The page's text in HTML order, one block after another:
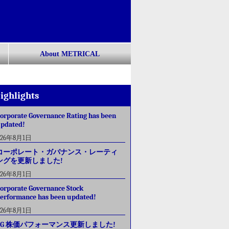
About METRICAL
Governance Rating has been
年8月1日
ーポレート・ガバナンス・レーティ
グを更新しました!
年8月1日
Governance Stock
has been updated!
年8月1日
株価パフォーマンス更新しました!